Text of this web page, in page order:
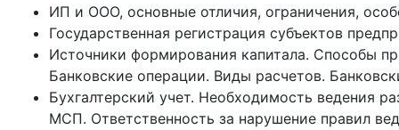
ИП и ООО, основные отличия, ограничения,
Государственная регистрация субъектов
Источники формирования капитала. Способы
Банковские операции. Виды расчетов.
Бухгалтерский учет. Необходимость ведения
МСП. Ответственность за нарушение правил